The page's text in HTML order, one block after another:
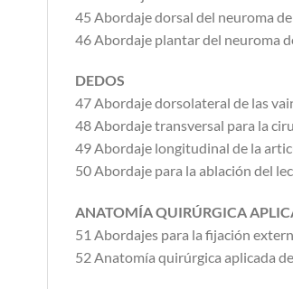
45 Abordaje dorsal del neuroma
46 Abordaje plantar del neuroma
DEDOS
47 Abordaje dorsolateral de las
48 Abordaje transversal para la
49 Abordaje longitudinal de la
50 Abordaje para la ablación del
ANATOMÍA QUIRÚRGICA
51 Abordajes para la fijación
52 Anatomía quirúrgica aplicada